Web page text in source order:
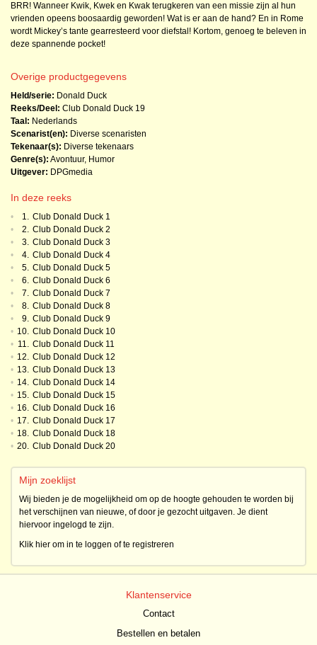
BRR! Wanneer Kwik, Kwek en Kwak terugkeren van een missie zijn al hun
vrienden opeens boosaardig geworden! Wat is er aan de hand? En in Rome
wordt Mickey’s tante gearresteerd voor diefstal! Kortom, genoeg te beleven in
deze spannende pocket!
Overige productgegevens
Held/serie: Donald Duck
Reeks/Deel: Club Donald Duck 19
Taal: Nederlands
Scenarist(en): Diverse scenaristen
Tekenaar(s): Diverse tekenaars
Genre(s): Avontuur, Humor
Uitgever: DPGmedia
In deze reeks
• 1. Club Donald Duck 1
•
2. Club Donald Duck 2
•
3. Club Donald Duck 3
•
4. Club Donald Duck 4
•
5. Club Donald Duck 5
•
6. Club Donald Duck 6
•
7. Club Donald Duck 7
•
8. Club Donald Duck 8
•
9. Club Donald Duck 9
• 10. Club Donald Duck 10
• 11. Club Donald Duck 11
• 12. Club Donald Duck 12
• 13. Club Donald Duck 13
• 14. Club Donald Duck 14
• 15. Club Donald Duck 15
• 16. Club Donald Duck 16
• 17. Club Donald Duck 17
• 18. Club Donald Duck 18
• 20. Club Donald Duck 20
Mijn zoeklijst
Wij bieden je de mogelijkheid om op de hoogte gehouden te worden bij
het verschijnen van nieuwe, of door je gezocht uitgaven. Je dient
hiervoor ingelogd te zijn.
Klik hier om in te loggen of te registreren
Klantenservice
Contact
Bestellen en betalen